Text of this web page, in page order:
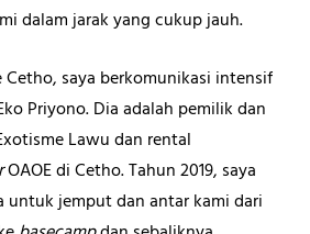
dalam jarak yang cukup jauh.
Cetho, saya berkomunikasi intensif
Priyono. Dia adalah pemilik dan
Lawu dan rental
OAOE di Cetho. Tahun 2019, saya
untuk jemput dan antar kami dari